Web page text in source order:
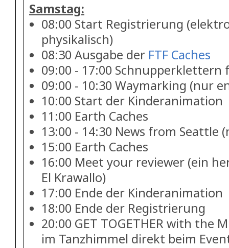
Samstag:
08:00 Start Registrierung
physikalisch)
08:30 Ausgabe der FTF Caches
09:00 - 17:00
09:00 - 10:30 Waymarking (nur
10:00 Start der Kinderanimation
11:00 Earth Caches
13:00 - 14:30 News from Seattle
15:00 Earth Caches
16:00 Meet your reviewer (ein
El Krawallo)
17:00 Ende der Kinderanimation
18:00 Ende der Registrierung
20:00 GET TOGETHER with the
im Tanzhimmel direkt beim